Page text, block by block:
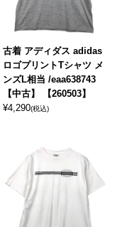
古着 アディダス adidas
ロゴプリントTシャツ メ
ンズL相当 /eaa638743
【中古】 【260503】
¥4,290(税込)